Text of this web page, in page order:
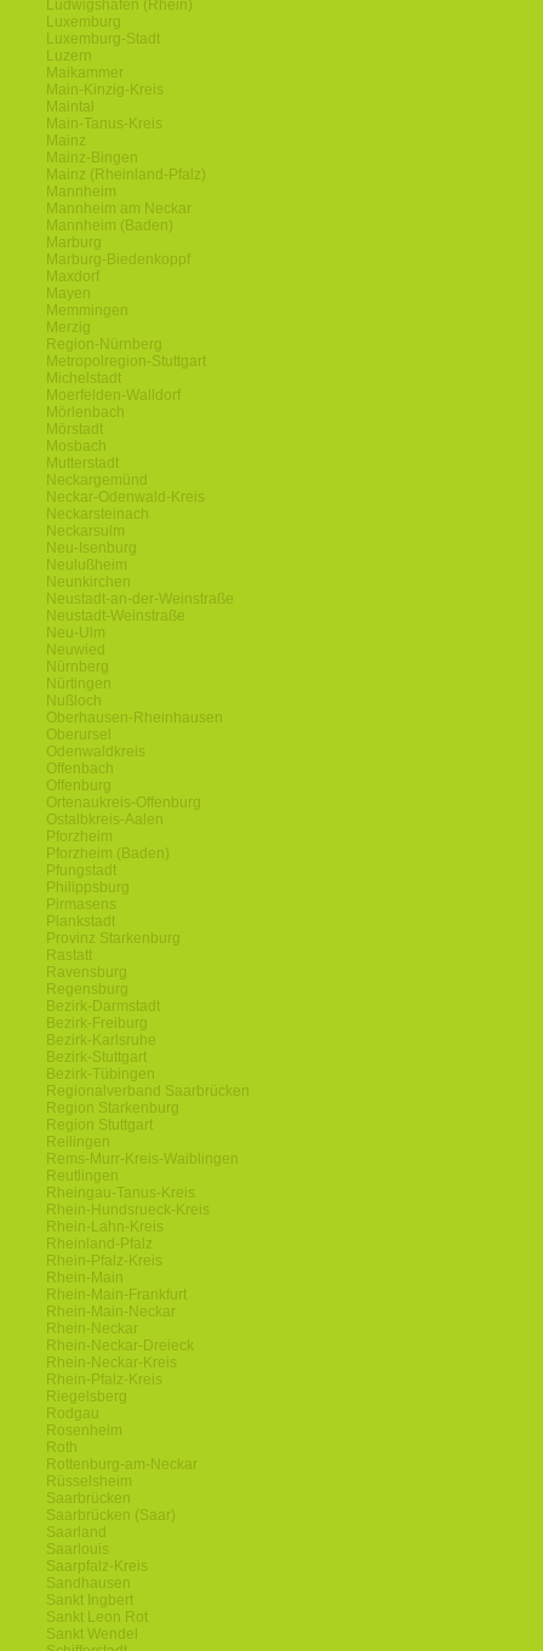
Ludwigshafen (Rhein)
Luxemburg
Luxemburg-Stadt
Luzern
Maikammer
Main-Kinzig-Kreis
Maintal
Main-Tanus-Kreis
Mainz
Mainz-Bingen
Mainz (Rheinland-Pfalz)
Mannheim
Mannheim am Neckar
Mannheim (Baden)
Marburg
Marburg-Biedenkoppf
Maxdorf
Mayen
Memmingen
Merzig
Region-Nürnberg
Metropolregion-Stuttgart
Michelstadt
Moerfelden-Walldorf
Mörlenbach
Mörstadt
Mosbach
Mutterstadt
Neckargemünd
Neckar-Odenwald-Kreis
Neckarsteinach
Neckarsulm
Neu-Isenburg
Neulußheim
Neunkirchen
Neustadt-an-der-Weinstraße
Neustadt-Weinstraße
Neu-Ulm
Neuwied
Nürnberg
Nürtingen
Nußloch
Oberhausen-Rheinhausen
Oberursel
Odenwaldkreis
Offenbach
Offenburg
Ortenaukreis-Offenburg
Ostalbkreis-Aalen
Pforzheim
Pforzheim (Baden)
Pfungstadt
Philippsburg
Pirmasens
Plankstadt
Provinz Starkenburg
Rastatt
Ravensburg
Regensburg
Bezirk-Darmstadt
Bezirk-Freiburg
Bezirk-Karlsruhe
Bezirk-Stuttgart
Bezirk-Tübingen
Regionalverband Saarbrücken
Region Starkenburg
Region Stuttgart
Reilingen
Rems-Murr-Kreis-Waiblingen
Reutlingen
Rheingau-Tanus-Kreis
Rhein-Hundsrueck-Kreis
Rhein-Lahn-Kreis
Rheinland-Pfalz
Rhein-Pfalz-Kreis
Rhein-Main
Rhein-Main-Frankfurt
Rhein-Main-Neckar
Rhein-Neckar
Rhein-Neckar-Dreieck
Rhein-Neckar-Kreis
Rhein-Pfalz-Kreis
Riegelsberg
Rodgau
Rosenheim
Roth
Rottenburg-am-Neckar
Rüsselsheim
Saarbrücken
Saarbrücken (Saar)
Saarland
Saarlouis
Saarpfalz-Kreis
Sandhausen
Sankt Ingbert
Sankt Leon Rot
Sankt Wendel